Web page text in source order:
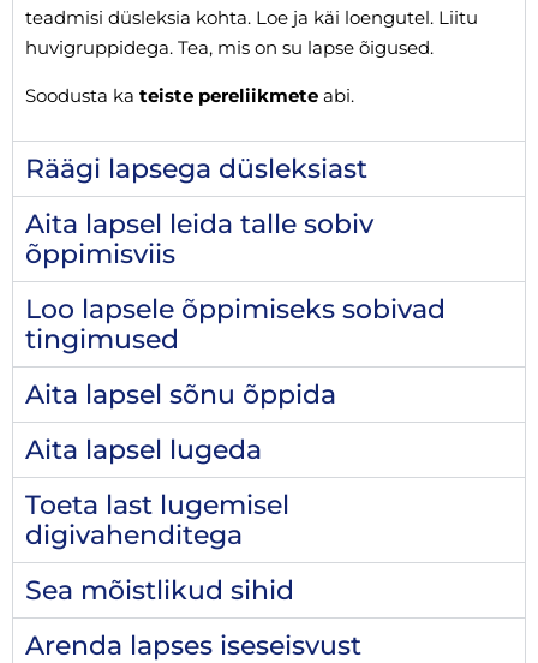
teadmisi düsleksia kohta. Loe ja käi loengutel. Liitu
huvigruppidega. Tea, mis on su lapse õigused.
Soodusta ka teiste pereliikmete abi.
Räägi lapsega düsleksiast
Aita lapsel leida talle sobiv
õppimisviis
Loo lapsele õppimiseks sobivad
tingimused
Aita lapsel sõnu õppida
Aita lapsel lugeda
Toeta last lugemisel
digivahenditega
Sea mõistlikud sihid
Arenda lapses iseseisvust